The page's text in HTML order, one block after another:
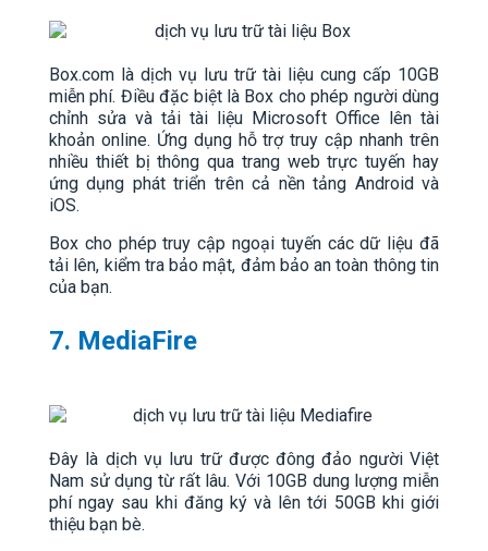
Box.com là dịch vụ lưu trữ tài liệu cung cấp 10GB
miễn phí. Điều đặc biệt là Box cho phép người dùng
chỉnh sửa và tải tài liệu Microsoft Office lên tài
khoản online. Ứng dụng hỗ trợ truy cập nhanh trên
nhiều thiết bị thông qua trang web trực tuyến hay
ứng dụng phát triển trên cả nền tảng Android và
iOS.
Box cho phép truy cập ngoại tuyến các dữ liệu đã
tải lên, kiểm tra bảo mật, đảm bảo an toàn thông tin
của bạn.
7. MediaFire
Đây là dịch vụ lưu trữ được đông đảo người Việt
Nam sử dụng từ rất lâu. Với 10GB dung lượng miễn
phí ngay sau khi đăng ký và lên tới 50GB khi giới
thiệu bạn bè.